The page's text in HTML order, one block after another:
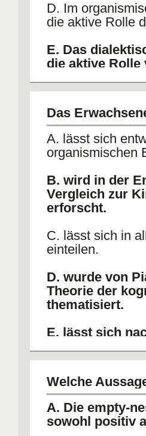
D. Im
die aktive Rolle
E. Das
die aktive Rolle
Das
A. lässt sich
organismischen
B. wird in der
Vergleich zur
erforscht.
C. lässt sich in
einteilen.
D. wurde von
Theorie der
thematisiert.
E. lässt sich
Welche
A. Die empty-
sowohl positiv